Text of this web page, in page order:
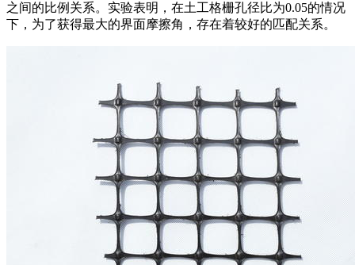
之间的比例关系。实验表明，在土工格栅孔径比为0.05的情况
下，为了获得最大的界面摩擦角，存在着较好的匹配关系。